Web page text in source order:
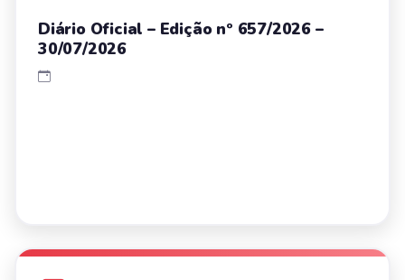
Diário Oficial – Edição nº 657/2026 –
30/07/2026